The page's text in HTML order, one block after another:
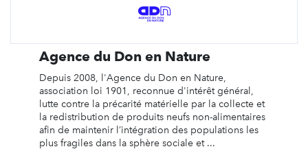
Agence du Don en Nature
Depuis 2008, l'Agence du Don en Nature,
association loi 1901, reconnue d'intérêt général,
lutte contre la précarité matérielle par la collecte et
la redistribution de produits neufs non-alimentaires
afin de maintenir l’intégration des populations les
plus fragiles dans la sphère sociale et ...